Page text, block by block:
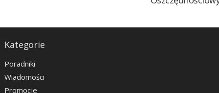
Kategorie
Poradniki
Wiadomości
Promocje